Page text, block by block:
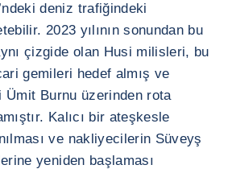
deniz trafiğindeki
2023 yılının sonundan bu
çizgide olan Husi milisleri, bu
gemileri hedef almış ve
Burnu üzerinden rota
Kalıcı bir ateşkesle
ve nakliyecilerin Süveyş
yeniden başlaması